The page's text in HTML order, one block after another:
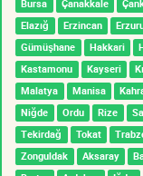
Bursa
Çanakkale
Elazığ
Erzincan
Gümüşhane
Hakkari
Kastamonu
Kayseri
Malatya
Manisa
Niğde
Ordu Rize
Tekirdağ
Tokat
Zonguldak
Aksaray